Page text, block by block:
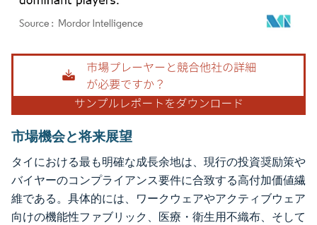
画像 © Mordor Intelligence。再利用にはCC BY 4.0の表示が必要です。
市場機会と将来展望
タイにおける最も明確な成長余地は、現行の投資奨励策や
バイヤーのコンプライアンス要件に合致する高付加価値繊
維である。具体的には、ワークウェアやアクティブウェア
向けの機能性ファブリック、医療・衛生用不織布、そして